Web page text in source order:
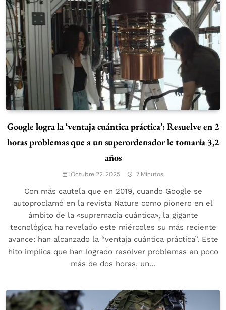
Google logra la ‘ventaja cuántica práctica’: Resuelve en 2
horas problemas que a un superordenador le tomaría 3,2
años
Octubre 22, 2025 7 Minutos
Con más cautela que en 2019, cuando Google se
autoproclamó en la revista Nature como pionero en el
ámbito de la «supremacía cuántica», la gigante
tecnológica ha revelado este miércoles su más reciente
avance: han alcanzado la “ventaja cuántica práctica”. Este
hito implica que han logrado resolver problemas en poco
más de dos horas, un…